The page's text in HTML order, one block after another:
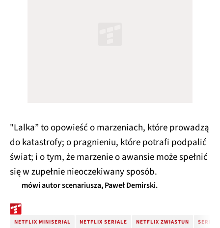
"Lalka” to opowieść o marzeniach, które prowadzą
do katastrofy; o pragnieniu, które potrafi podpalić
świat; i o tym, że marzenie o awansie może spełnić
się w zupełnie nieoczekiwany sposób.
mówi autor scenariusza, Paweł Demirski.
NETFLIX MINISERIAL NETFLIX SERIALE NETFLIX ZWIASTUN